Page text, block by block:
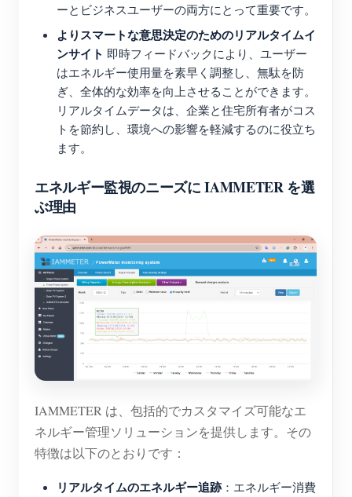
ーとビジネスユーザーの両方にとって重要です。
よりスマートな意思決定のためのリアルタイムイ
ンサイト 即時フィードバックにより、ユーザー
はエネルギー使用量を素早く調整し、無駄を防
ぎ、全体的な効率を向上させることができます。
リアルタイムデータは、企業と住宅所有者がコス
トを節約し、環境への影響を軽減するのに役立ち
ます。
エネルギー監視のニーズに IAMMETER を選
ぶ理由
IAMMETER は、包括的でカスタマイズ可能なエ
ネルギー管理ソリューションを提供します。その
特徴は以下のとおりです：
リアルタイムのエネルギー追跡 ：エネルギー消費